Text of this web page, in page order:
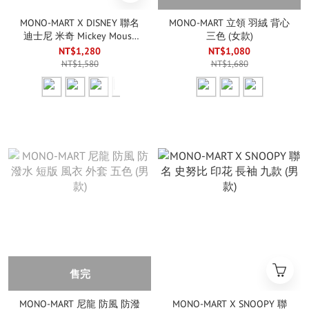
MONO-MART X DISNEY 聯名
迪士尼 米奇 Mickey Mouse
印花 長袖 五款 (男款)
NT$1,280
NT$1,580
MONO-MART 立領 羽絨 背心
三色 (女款)
NT$1,080
NT$1,680
售完
MONO-MART 尼龍 防風 防潑
MONO-MART X SNOOPY 聯